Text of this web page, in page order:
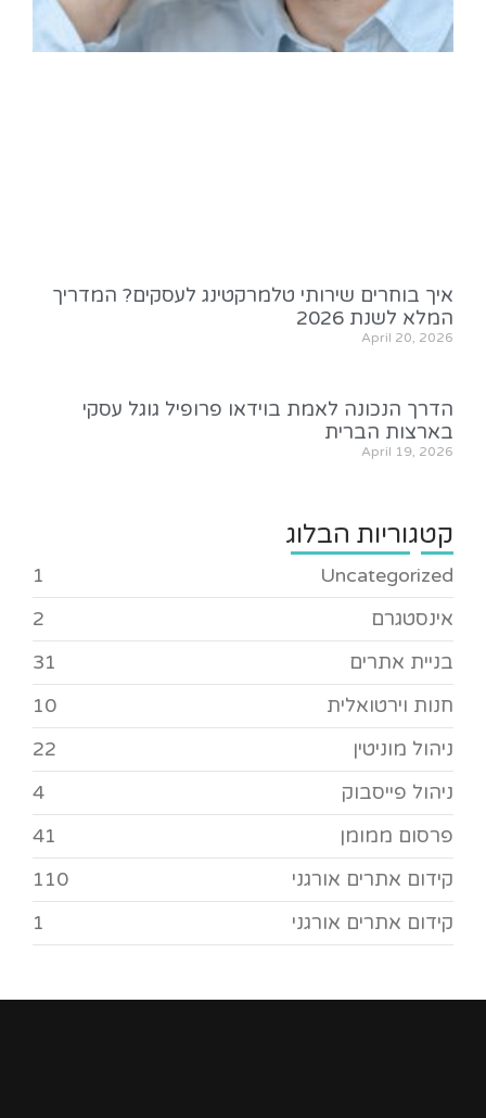
איך בוחרים שירותי טלמרקטינג לעסקים? המדריך
המלא לשנת 2026
April 20, 2026
הדרך הנכונה לאמת בוידאו פרופיל גוגל עסקי
בארצות הברית
April 19, 2026
קטגוריות הבלוג
Uncategorized
1
אינסטגרם
2
בניית אתרים
31
חנות וירטואלית
10
ניהול מוניטין
22
ניהול פייסבוק
4
פרסום ממומן
41
קידום אתרים אורגני
110
קידום אתרים אורגני
1